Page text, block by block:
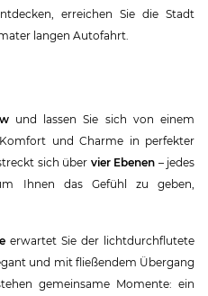
erreichen Sie die Stadt
langen Autofahrt.
und lassen Sie sich von einem
und Charme in perfekter
sich über vier Ebenen – jedes
Ihnen das Gefühl zu geben,
erwartet Sie der lichtdurchflutete
und mit fließendem Übergang
gemeinsame Momente: ein